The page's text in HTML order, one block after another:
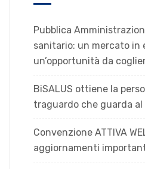
Pubblica
sanitario: un mercato in
un’opportunità da
BiSALUS ottiene la
traguardo che guarda
Convenzione ATTIVA
aggiornamenti